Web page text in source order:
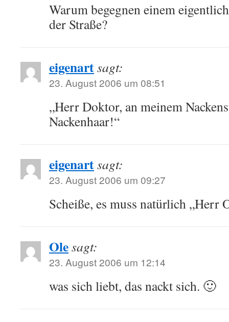
Warum begegnen einem
der Straße?
eigenartsagt:
23. August 2006 um 08:51
„Herr Doktor, an meinem
Nackenhaar!“
eigenartsagt:
23. August 2006 um 09:27
Scheiße, es muss natürlich „Herr
Olesagt:
23. August 2006 um 12:14
was sich liebt, das nackt sich. 🙂